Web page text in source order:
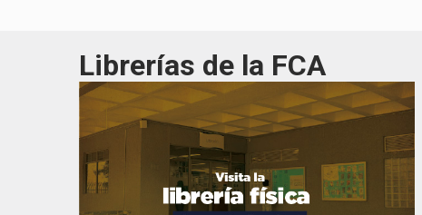
Librerías de la FCA